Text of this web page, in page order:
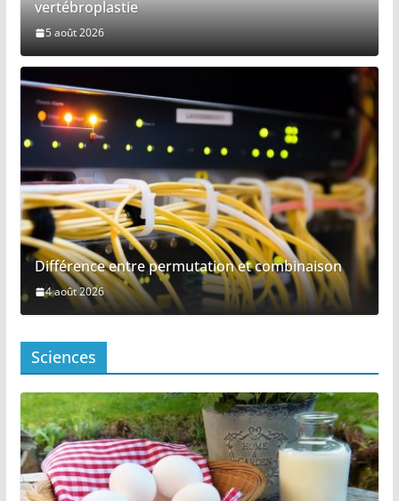
vertébroplastie
5 août 2026
Différence entre permutation et combinaison
4 août 2026
Sciences